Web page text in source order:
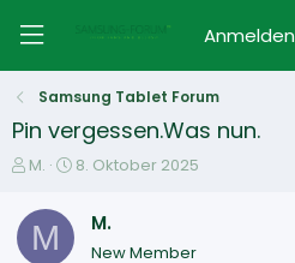
Anmelden
Samsung Tablet Forum
Pin vergessen.Was nun.
E
s
M.
E
8. Oktober 2025
M M.
New Member